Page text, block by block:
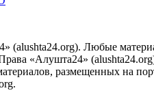
(alushta24.org). Любые
«Алушта24»
размещенных на